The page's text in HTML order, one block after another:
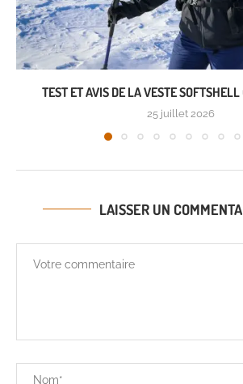
TEST ET AVIS DE LA VESTE
25 juillet 2026
LAISSER UN